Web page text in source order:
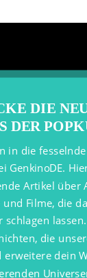
DIE
DER
in die
GenkinoDE.
Artikel über
und Filme, die
schlagen
die
erweitere dein